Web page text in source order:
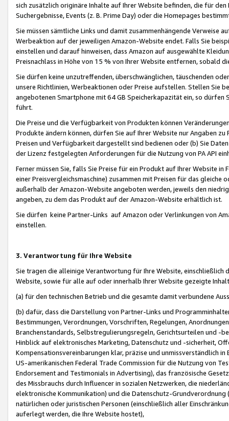
sich zusätzlich originäre Inhalte auf Ihrer Website befinden, die für
Suchergebnisse, Events (z. B. Prime Day) oder die Homepages
Sie müssen sämtliche Links und damit zusammenhängende
Werbeaktion auf der jeweiligen Amazon-Website endet. Falls Sie
einstellen und darauf hinweisen, dass Amazon auf ausgewählte
Preisnachlass in Höhe von 15 % von Ihrer Website entfernen, sobald
Sie dürfen keine unzutreffenden, überschwänglichen, täuschenden
unsere Richtlinien, Werbeaktionen oder Preise aufstellen. Stellen Sie
angebotenen Smartphone mit 64 GB Speicherkapazität ein, so dürfen
führt.
Die Preise und die Verfügbarkeit von Produkten können
Produkte ändern können, dürfen Sie auf Ihrer Website nur Angaben
Preisen und Verfügbarkeit dargestellt sind bedienen oder (b) Sie
der Lizenz festgelegten Anforderungen für die Nutzung von PA API
Ferner müssen Sie, falls Sie Preise für ein Produkt auf Ihrer Website
einer Preisvergleichsmaschine) zusammen mit Preisen für das
außerhalb der Amazon-Website angeboten werden, jeweils den
angeben, zu dem das Produkt auf der Amazon-Website erhältlich ist.
Sie dürfen keine Partner-Links auf Amazon oder Verlinkungen von
einstellen.
3. Verantwortung für Ihre Website
Sie tragen die alleinige Verantwortung für Ihre Website,
Website, sowie für alle auf oder innerhalb Ihrer Website gezeigte
(a) für den technischen Betrieb und die gesamte damit verbundene
(b) dafür, dass die Darstellung von Partner-Links und
Bestimmungen, Verordnungen, Vorschriften, Regelungen,
Branchenstandards, Selbstregulierungsregeln, Gerichtsurteilen und -
Hinblick auf elektronisches Marketing, Datenschutz und -sicherheit,
Kompensationsvereinbarungen klar, präzise und unmissverständlich
US-amerikanischen Federal Trade Commission für die Nutzung von
Endorsement and Testimonials in Advertising), das französische
des Missbrauchs durch Influencer in sozialen Netzwerken, die
elektronische Kommunikation) und die Datenschutz-
natürlichen oder juristischen Personen (einschließlich aller
auferlegt werden, die Ihre Website hostet),